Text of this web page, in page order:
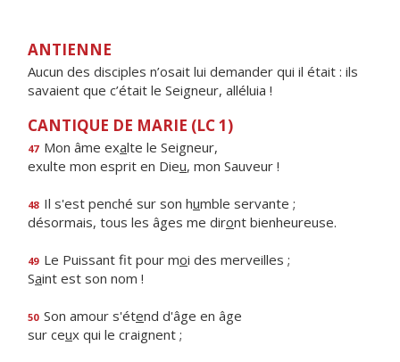
ANTIENNE
Aucun des disciples n’osait lui demander qui il était : ils
savaient que c’était le Seigneur, alléluia !
CANTIQUE DE MARIE (LC 1)
47 Mon âme exalte le Seigneur,
exulte mon esprit en Dieu, mon Sauveur !
48 Il s'est penché sur son humble servante ;
désormais, tous les âges me diront bienheureuse.
49 Le Puissant fit pour moi des merveilles ;
Saint est son nom !
50 Son amour s'étend d'âge en âge
sur ceux qui le craignent ;